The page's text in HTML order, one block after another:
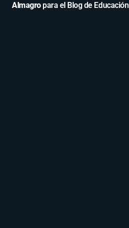
Almagropara el Blog de Educación